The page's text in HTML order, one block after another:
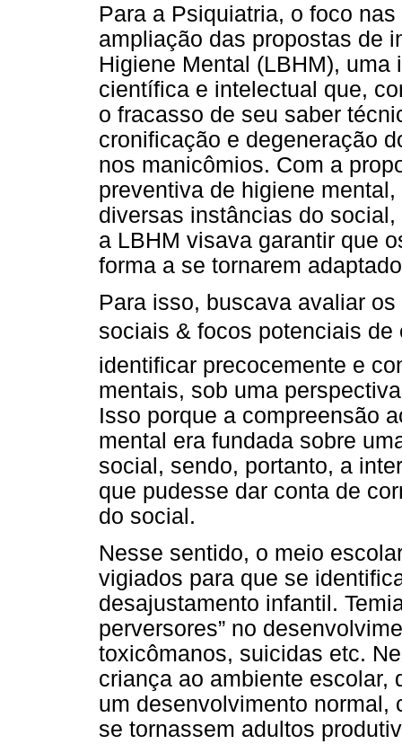
Para a Psiquiatria, o foco
ampliação das propostas de
Higiene Mental (LBHM),
científica e intelectual que,
o fracasso de seu saber
cronificação e degeneração
nos manicômios. Com a
preventiva de higiene
diversas instâncias do
a LBHM visava garantir que
forma a se tornarem
Para isso, buscava avaliar
sociais & focos potenciais
identificar precocemente e
mentais, sob uma
Isso porque a compreensão
mental era fundada sobre
social, sendo, portanto, a
que pudesse dar conta de
do social.
Nesse sentido, o meio
vigiados para que se
desajustamento infantil.
perversores” no
toxicômanos, suicidas etc.
criança ao ambiente escolar,
um desenvolvimento normal,
se tornassem adultos